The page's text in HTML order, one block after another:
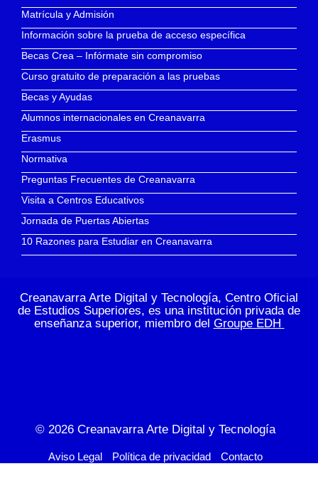
Matrícula y Admisión
Información sobre la prueba de acceso específica
Becas Crea – Infórmate sin compromiso
Curso gratuito de preparación a las pruebas
Becas y Ayudas
Alumnos internacionales en Creanavarra
Erasmus
Normativa
Preguntas Frecuentes de Creanavarra
Visita a Centros Educativos
Jornada de Puertas Abiertas
10 Razones para Estudiar en Creanavarra
Creanavarra Arte Digital y Tecnología, Centro Oficial
de Estudios Superiores, es una institución privada de
enseñanza superior, miembro del Groupe EDH
© 2026 Creanavarra Arte Digital y Tecnología
Aviso Legal Política de privacidad Contacto